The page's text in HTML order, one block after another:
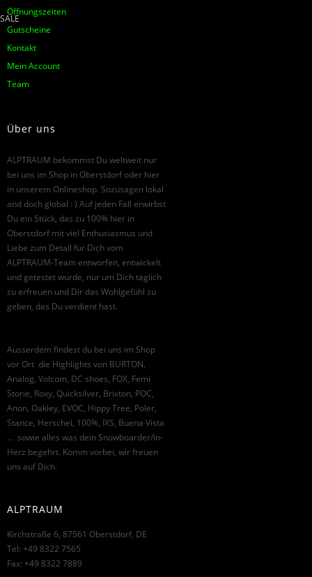
SALE
Öffnungszeiten
Gutscheine
Kontakt
Mein Account
Team
Über uns
ALPTRAUM bekommst Du weltweit nur
bei uns im Shop in Oberstdorf oder hier
in unserem Onlineshop. Sozusagen lokal
and doch global : ) Auf jeden Fall erwirbst
Du ein Stück, das zu 100% hier in
Oberstdorf mit viel Enthusiasmus und
Liebe zum Detail für Dich vom
ALPTRAUM-Team entworfen, entwickelt
und getestet wurde, nur um Dich täglich
zu erfreuen und Dir das Wohlgefühl zu
geben, das Du verdient hast.
Ausserdem findest du bei uns im Shop
vor Ort die Highlights von BURTON,
Analog, Volcom, DC shoes, FOX, Femi
Storie, Roxy, Quicksilver, Brixton, POC,
Anon, Oakley, EVOC, Hippy Tree, Poler,
Stance, Herschel, 100%, IXS, Buena Vista
… sowie alles was dein Snowboarder/in-
Herz begehrt. Komm vorbei, wir freuen
uns auf Dich.
ALPTRAUM
Kirchstraße 6, 87561 Oberstdorf, DE
Tel: +49 8322 7565
Fax: +49 8322 7889